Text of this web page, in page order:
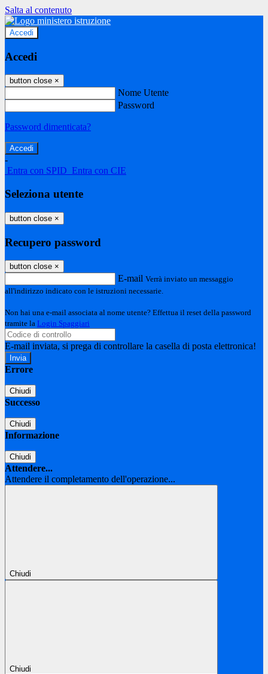
Salta al contenuto
Accedi
Accedi
button close ×
Nome Utente
Password
Password dimenticata?
-
Entra con SPID Entra con CIE
Seleziona utente
button close ×
Recupero password
button close ×
E-mail Verrà inviato un messaggio
all'indirizzo indicato con le istruzioni necessarie.
Non hai una e-mail associata al nome utente? Effettua il reset della password
tramite la Login Spaggiari
E-mail inviata, si prega di controllare la casella di posta elettronica!
Errore
Chiudi
Successo
Chiudi
Informazione
Chiudi
Attendere...
Attendere il completamento dell'operazione...
Chiudi
Chiudi